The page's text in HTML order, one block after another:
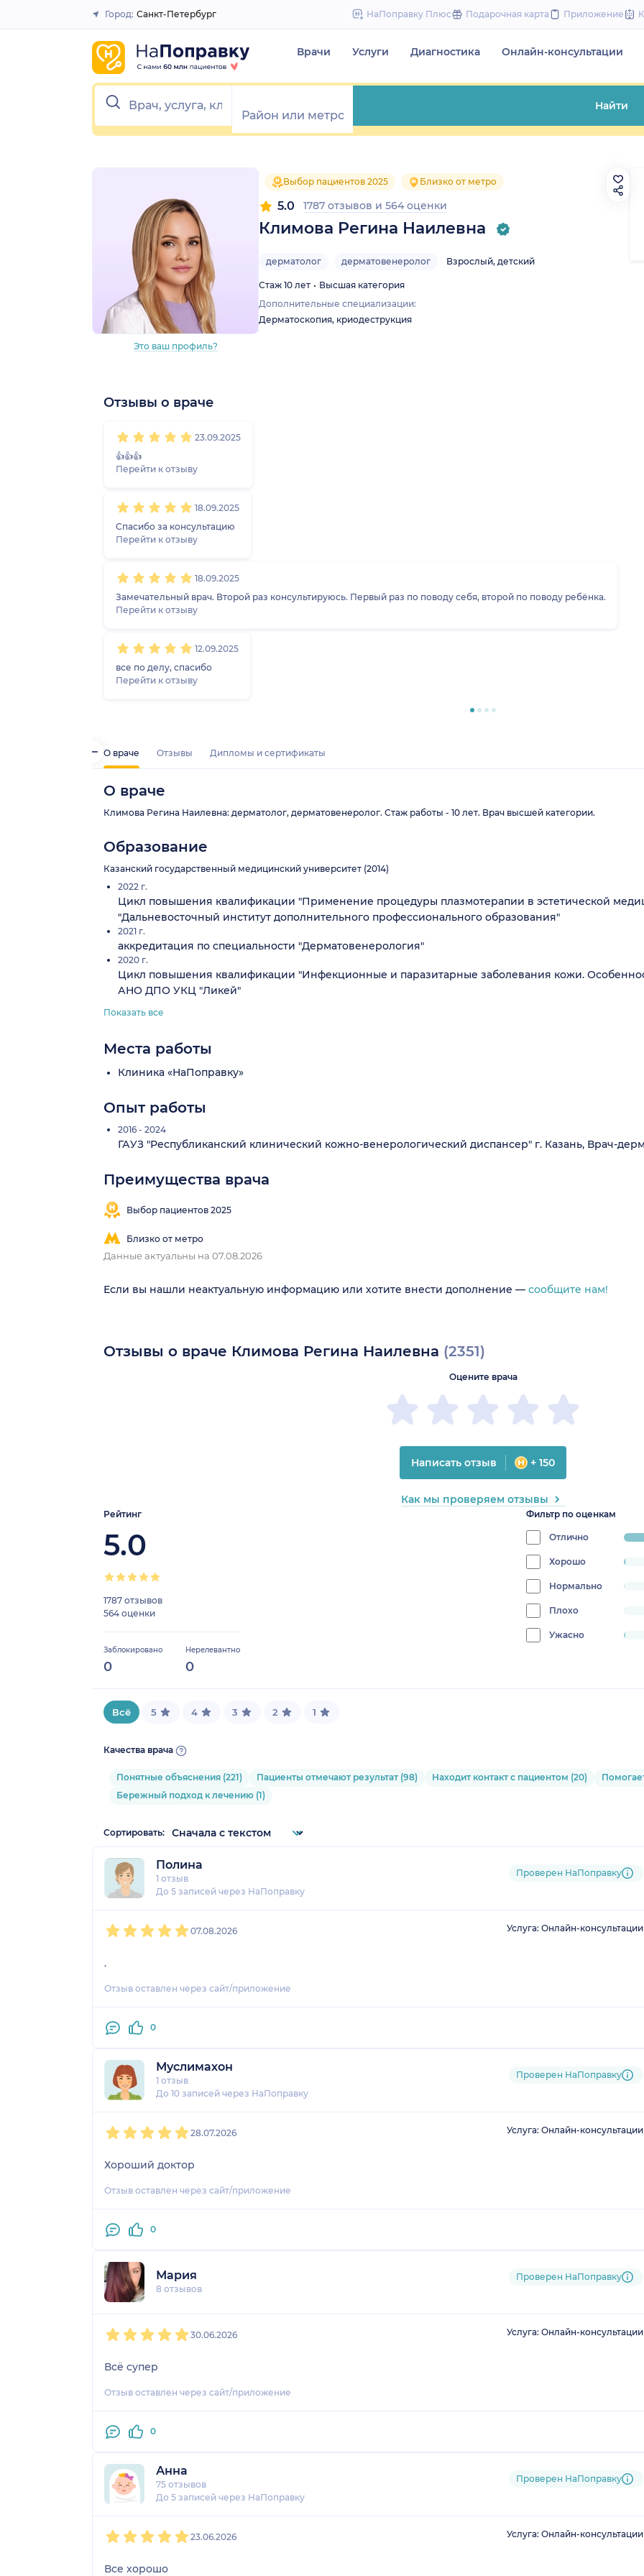
to
Закрыть
Город: Санкт-Петербург НаПоправку Плюс Подарочная карта Приложение
Врачи Услуги Диагностика Онлайн-консультации
Найти
Это ваш профиль?
Выбор пациентов 2025 Близко от метро
Климова Регина Наилевна
5.0 1787 отзывов и 564 оценки
дерматолог дерматовенеролог Взрослый, детский
Стаж 10 лет
Высшая категория
Дополнительные специализации:
Дерматоскопия, криодеструкция
О враче Отзывы Дипломы и сертификаты
Отзывы о враче
23.09.2025
👍👍👍
Перейти к отзыву
18.09.2025
Спасибо за консультацию
Перейти к отзыву
18.09.2025
Замечательный врач. Второй раз консультируюсь. Первый раз по поводу себя, второй по поводу ребёнка.
Перейти к отзыву
12.09.2025
все по делу, спасибо
Перейти к отзыву
О враче
Климова Регина Наилевна: дерматолог, дерматовенеролог. Стаж работы - 10 лет. Врач высшей категории.
Образование
Казанский государственный медицинский университет (2014)
2022 г.
Цикл повышения квалификации "Применение процедуры плазмотерапии в эстетической
"Дальневосточный институт дополнительного профессионального образования"
2021 г.
аккредитация по специальности "Дерматовенерология"
2020 г.
Цикл повышения квалификации "Инфекционные и паразитарные заболевания кожи.
АНО ДПО УКЦ "Ликей"
Показать все
Места работы
Клиника «НаПоправку»
Опыт работы
2016 - 2024
ГАУЗ "Республиканский клинический кожно-венерологический диспансер" г. Казань, Врач-
Преимущества врача
Выбор пациентов 2025
Близко от метро
Данные актуальны на 07.08.2026
Если вы нашли неактуальную информацию или хотите внести дополнение — сообщите нам!
Отзывы о враче Климова Регина Наилевна (2351)
Рейтинг
5.0
1787 отзывов
564 оценки
Заблокировано
0
Нерелевантно
0
Фильтр по оценкам
Отлично
Хорошо
0.7656316461080391%
Нормально
0.1701403658017865%
Плохо
0.04253509145044662%
Ужасно
Оцените врача
Написать отзыв + 150
Как мы проверяем отзывы
Всё 5 4 3 2 1
Качества врача
Понятные объяснения (221) Пациенты отмечают результат (98) Находит контакт с пациентом (20)
Бережный подход к лечению (1)
Сортировать:
Полина
1 отзыв
До 5 записей через НаПоправку
Проверен НаПоправку
07.08.2026 Услуга: Онлайн-консультации
.
Отзыв оставлен через сайт/приложение
0
Муслимахон
1 отзыв
До 10 записей через НаПоправку
Проверен НаПоправку
28.07.2026 Услуга: Онлайн-консультации
Хороший доктор
Отзыв оставлен через сайт/приложение
0
Мария
8 отзывов
Проверен НаПоправку
30.06.2026 Услуга: Онлайн-консультации
Всё супер
Отзыв оставлен через сайт/приложение
0
Анна
75 отзывов
До 5 записей через НаПоправку
Проверен НаПоправку
23.06.2026 Услуга: Онлайн-консультации
Все хорошо